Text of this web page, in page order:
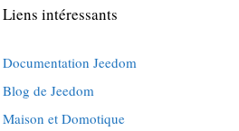
Liens intéressants
Documentation Jeedom
Blog de Jeedom
Maison et Domotique